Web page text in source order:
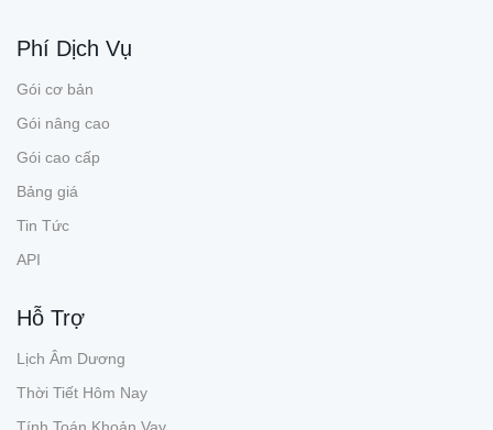
Phí Dịch Vụ
Gói cơ bản
Gói nâng cao
Gói cao cấp
Bảng giá
Tin Tức
API
Hỗ Trợ
Lịch Âm Dương
Thời Tiết Hôm Nay